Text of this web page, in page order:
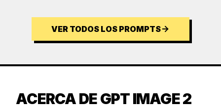
VER TODOS LOS PROMPTS
ACERCA DE GPT IMAGE 2